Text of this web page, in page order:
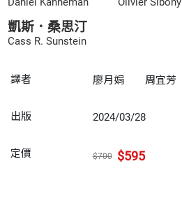
凱斯．桑思汀
Cass R. Sunstein
譯者 廖月娟 周宜芳
出版 2024/03/28
定價 $700 $595